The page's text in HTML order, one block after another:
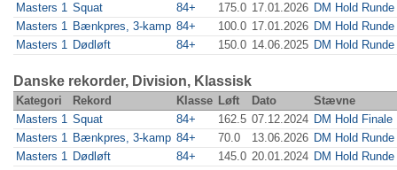
Masters 1 Squat 84+ 175.0 17.01.2026 DM Hold
Masters 1 Bænkpres, 3-kamp 84+ 100.0 17.01.2026 DM Hold
Masters 1 Dødløft 84+ 150.0 14.06.2025 DM Hold
Danske rekorder, Division, Klassisk
Kategori Rekord Klasse Løft Dato
Stævne
Masters 1 Squat 84+ 162.5 07.12.2024 DM Hold Finale
Masters 1 Bænkpres, 3-kamp 84+ 70.0 13.06.2026 DM Hold
Masters 1 Dødløft 84+ 145.0 20.01.2024 DM Hold